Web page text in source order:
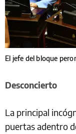
El jefe del bloque
Desconcierto
La principal
puertas adentro